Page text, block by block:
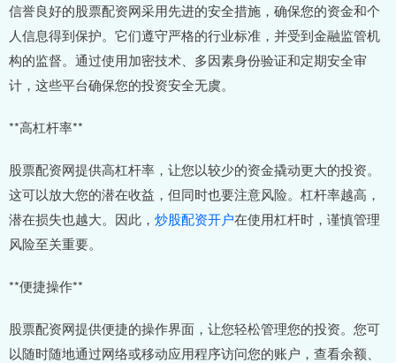
信誉良好的股票配资网采用先进的安全措施，确保您的资金和个
人信息得到保护。它们遵守严格的行业标准，并受到金融监管机
构的监督。通过使用加密技术、多因素身份验证和定期安全审
计，这些平台确保您的投资安全无虞。
**高杠杆率**
股票配资网提供高杠杆率，让您以较少的资金撬动更大的投资。
这可以放大您的潜在收益，但同时也要注意风险。杠杆率越高，
潜在损失也越大。因此， 炒股配资开户在使用杠杆时，谨慎管理
风险至关重要。
**便捷操作**
股票配资网提供便捷的操作界面，让您轻松管理您的投资。您可
以随时随地通过网络或移动应用程序访问您的账户，查看余额、